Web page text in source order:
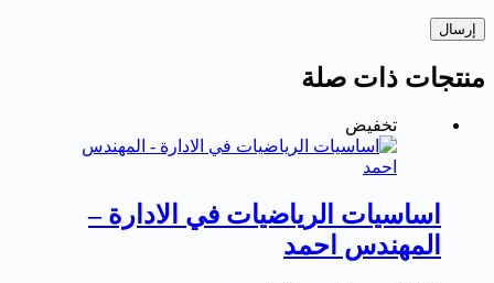
إرسال
منتجات ذات صلة
تخفيض
اساسيات الرياضيات في الادارة –
المهندس احمد